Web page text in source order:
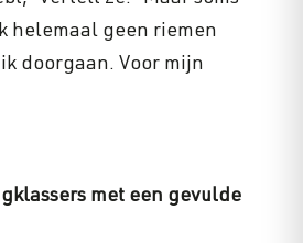
helemaal geen riemen
doorgaan. Voor mijn
met een gevulde